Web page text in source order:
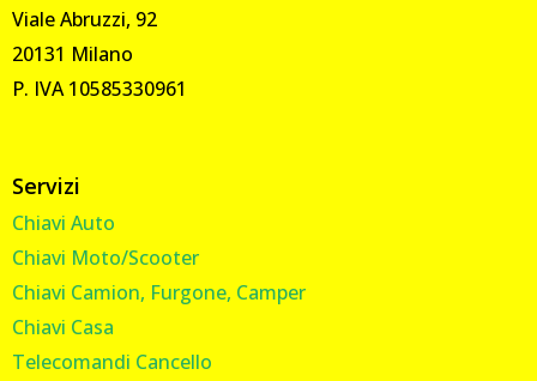
Viale Abruzzi, 92
20131 Milano
P. IVA 10585330961
Servizi
Chiavi Auto
Chiavi Moto/Scooter
Chiavi Camion, Furgone, Camper
Chiavi Casa
Telecomandi Cancello